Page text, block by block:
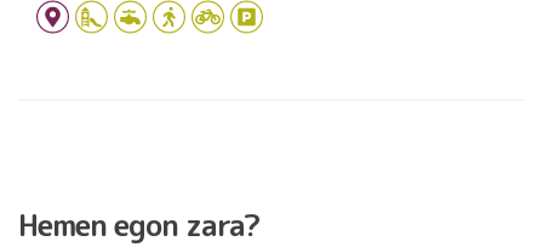
Hemen egon zara?